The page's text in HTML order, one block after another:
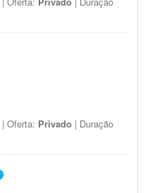
| Oferta: Privado | Duração